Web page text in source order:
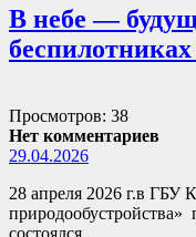
В небе —
Просмотров: 38
Нет комментариев
29.04.2026
28 апреля 2026 г.в
природообустройства»
состоялся